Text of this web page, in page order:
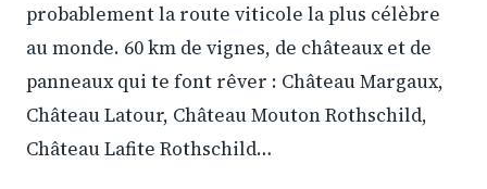
probablement la route viticole la plus célèbre
au monde. 60 km de vignes, de châteaux et de
panneaux qui te font rêver : Château Margaux,
Château Latour, Château Mouton Rothschild,
Château Lafite Rothschild…